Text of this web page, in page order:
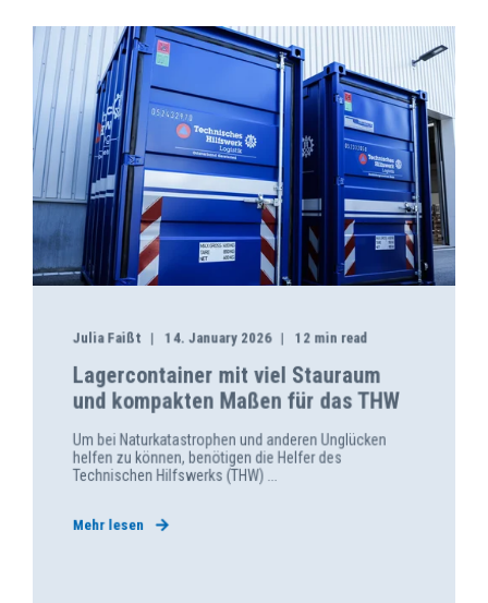
Julia Faißt 14. January 2026 12 min read
Lagercontainer mit viel Stauraum
und kompakten Maßen für das THW
Um bei Naturkatastrophen und anderen Unglücken
helfen zu können, benötigen die Helfer des
Technischen Hilfswerks (THW) ...
Mehr lesen